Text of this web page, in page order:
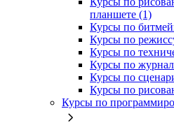
планшете (1)
Курсы по
Курсы по
Курсы по
Курсы по
Курсы по
Курсы по
Курсы по